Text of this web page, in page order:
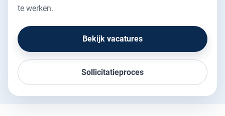
te werken.
Bekijk vacatures
Sollicitatieproces